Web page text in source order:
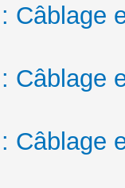
Câblage
Câblage
Câblage